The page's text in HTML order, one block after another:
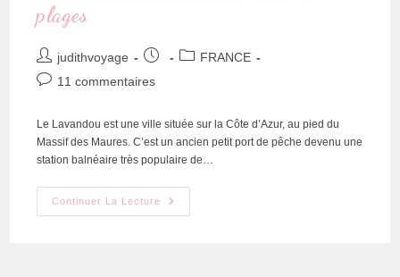
plages
judithvoyage
FRANCE
11 commentaires
Le Lavandou est une ville située sur la Côte d’Azur, au pied du
Massif des Maures. C’est un ancien petit port de pêche devenu une
station balnéaire très populaire de…
Continuer La Lecture